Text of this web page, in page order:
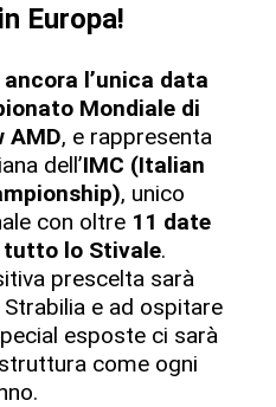
Europa!
l’unica data
Mondiale di
AMD, e rappresenta
dell’IMC (Italian
, unico
con oltre 11 date
tutto lo Stivale.
prescelta sarà
e ad ospitare
esposte ci sarà
come ogni